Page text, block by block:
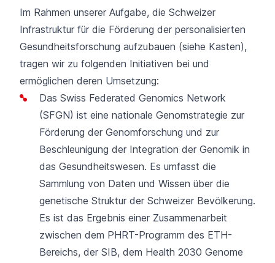
Im Rahmen unserer Aufgabe, die Schweizer
Infrastruktur für die Förderung der personalisierten
Gesundheitsforschung aufzubauen (siehe Kasten),
tragen wir zu folgenden Initiativen bei und
ermöglichen deren Umsetzung:
Das Swiss Federated Genomics Network
(SFGN) ist eine nationale Genomstrategie zur
Förderung der Genomforschung und zur
Beschleunigung der Integration der Genomik in
das Gesundheitswesen. Es umfasst die
Sammlung von Daten und Wissen über die
genetische Struktur der Schweizer Bevölkerung.
Es ist das Ergebnis einer Zusammenarbeit
zwischen dem PHRT-Programm des ETH-
Bereichs, der SIB, dem Health 2030 Genome